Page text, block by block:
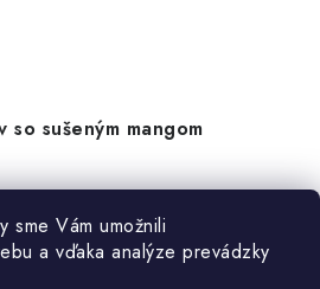
sme Vám umožnili
a vďaka analýze prevádzky
sušeným mangom
Postup : ...